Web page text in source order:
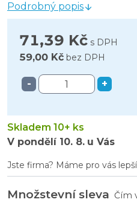
Podrobný popis
71,39 Kč s DPH
59,00 Kč bez DPH
- +
Skladem 10+ ks
V pondělí 10. 8. u Vás
Jste firma? Máme pro vás
Množstevní sleva Čím